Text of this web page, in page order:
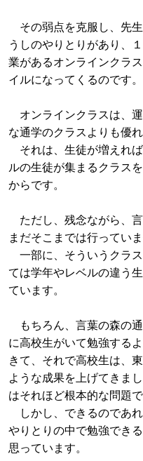
その弱点を克服し、先
うしのやりとりがあり、
業があるオンラインクラ
イルになってくるのです。
オンラインクラスは、
な通学のクラスよりも優
それは、生徒が増えれ
ルの生徒が集まるクラス
からです。
ただし、残念ながら、
まだそこまでは行っていま
一部に、そういうクラ
ては学年やレベルの違う
ています。
もちろん、言葉の森の
に高校生がいて勉強する
きて、それで高校生は、
ような成果を上げてきま
はそれほど根本的な問題で
しかし、できるのであ
やりとりの中で勉強でき
思っています。